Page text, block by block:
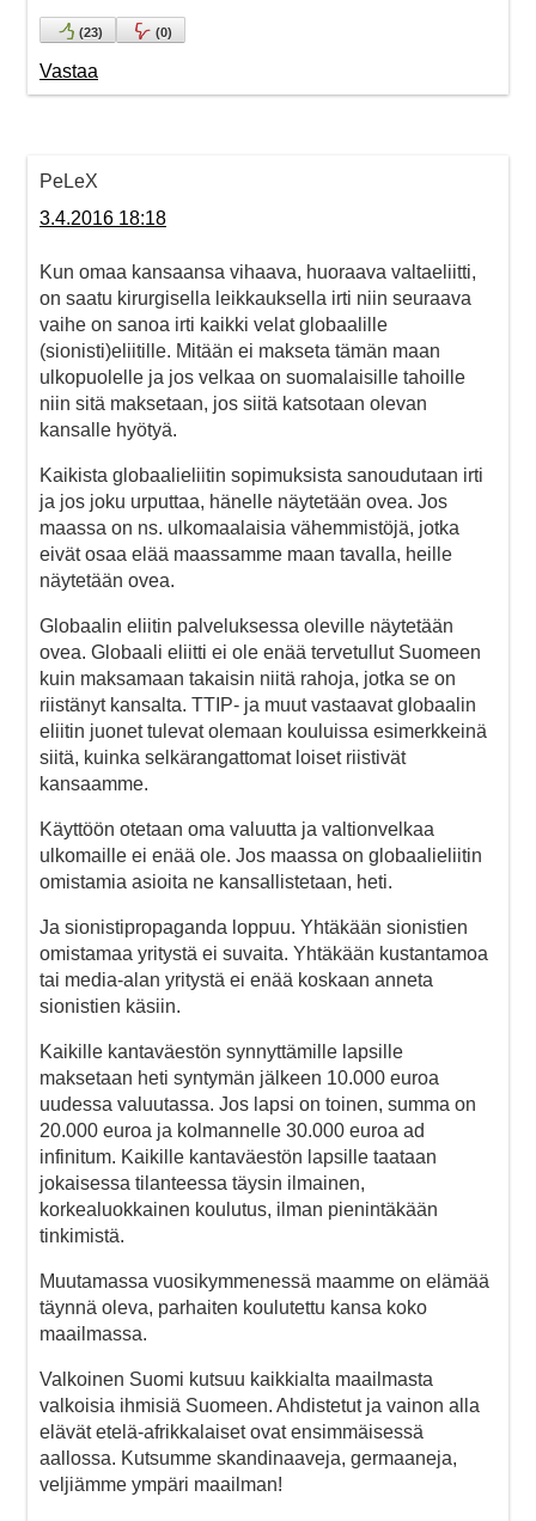
(23) (0)
Vastaa
PeLeX
3.4.2016 18:18
Kun omaa kansaansa vihaava, huoraava valtaeliitti,
on saatu kirurgisella leikkauksella irti niin seuraava
vaihe on sanoa irti kaikki velat globaalille
(sionisti)eliitille. Mitään ei makseta tämän maan
ulkopuolelle ja jos velkaa on suomalaisille tahoille
niin sitä maksetaan, jos siitä katsotaan olevan
kansalle hyötyä.
Kaikista globaalieliitin sopimuksista sanoudutaan irti
ja jos joku urputtaa, hänelle näytetään ovea. Jos
maassa on ns. ulkomaalaisia vähemmistöjä, jotka
eivät osaa elää maassamme maan tavalla, heille
näytetään ovea.
Globaalin eliitin palveluksessa oleville näytetään
ovea. Globaali eliitti ei ole enää tervetullut Suomeen
kuin maksamaan takaisin niitä rahoja, jotka se on
riistänyt kansalta. TTIP- ja muut vastaavat globaalin
eliitin juonet tulevat olemaan kouluissa esimerkkeinä
siitä, kuinka selkärangattomat loiset riistivät
kansaamme.
Käyttöön otetaan oma valuutta ja valtionvelkaa
ulkomaille ei enää ole. Jos maassa on globaalieliitin
omistamia asioita ne kansallistetaan, heti.
Ja sionistipropaganda loppuu. Yhtäkään sionistien
omistamaa yritystä ei suvaita. Yhtäkään kustantamoa
tai media-alan yritystä ei enää koskaan anneta
sionistien käsiin.
Kaikille kantaväestön synnyttämille lapsille
maksetaan heti syntymän jälkeen 10.000 euroa
uudessa valuutassa. Jos lapsi on toinen, summa on
20.000 euroa ja kolmannelle 30.000 euroa ad
infinitum. Kaikille kantaväestön lapsille taataan
jokaisessa tilanteessa täysin ilmainen,
korkealuokkainen koulutus, ilman pienintäkään
tinkimistä.
Muutamassa vuosikymmenessä maamme on elämää
täynnä oleva, parhaiten koulutettu kansa koko
maailmassa.
Valkoinen Suomi kutsuu kaikkialta maailmasta
valkoisia ihmisiä Suomeen. Ahdistetut ja vainon alla
elävät etelä-afrikkalaiset ovat ensimmäisessä
aallossa. Kutsumme skandinaaveja, germaaneja,
veljiämme ympäri maailman!